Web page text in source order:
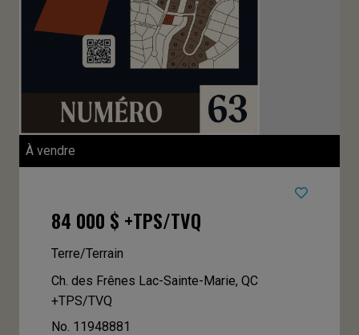
À vendre
84 000 $ +TPS/TVQ
Terre/Terrain
Ch. des Frênes Lac-Sainte-Marie, QC
+TPS/TVQ
No. 11948881